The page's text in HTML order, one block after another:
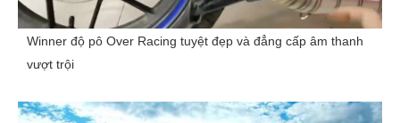
Winner độ pô Over Racing tuyệt đẹp và đẳng cấp âm thanh
vượt trội